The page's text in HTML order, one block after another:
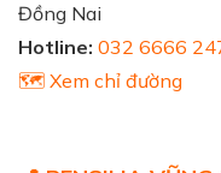
Đồng Nai
Hotline: 032 6666
🗺️ Xem chỉ đường